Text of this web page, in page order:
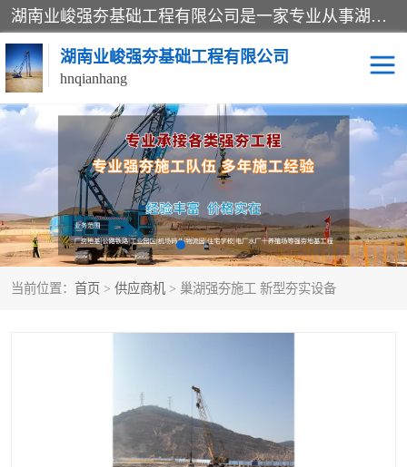
湖南业峻强夯基础工程有限公司是一家专业从事湖南强夯基础工程、强夯机租赁，地基处理的施工单位。业务覆盖：湖南、广东，江西等地。可承接1000KN.m-25000KN.m强夯（置换）工程。公司创始人是国内较早期从事强夯施工的建设者，经过多年的一步一个脚印的发展，在行业内具有较高的度和良好的口碑。
湖南业峻强夯基础工程有限公司
hnqianhang
当前位置： 首页 > 供应商机 > 巢湖强夯施工 新型夯实设备
强夯施工案例 强夯机租赁
强夯施工工程 强夯施工队伍
强夯队伍